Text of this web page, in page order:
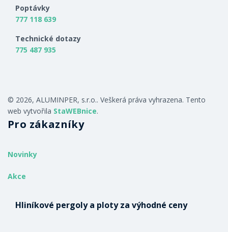
Poptávky
777 118 639
Technické dotazy
775 487 935
© 2026, ALUMINPER, s.r.o.. Veškerá práva vyhrazena. Tento
web vytvořila StaWEBnice.
Pro zákazníky
Novinky
Akce
Hliníkové pergoly a ploty za výhodné ceny